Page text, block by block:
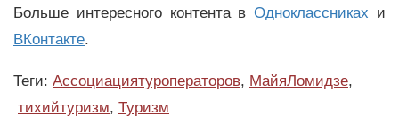
Больше интересного контента вОдноклассниках и
ВКонтакте.
Теги: Ассоциациятуроператоров, МайяЛомидзе,
тихийтуризм, Туризм